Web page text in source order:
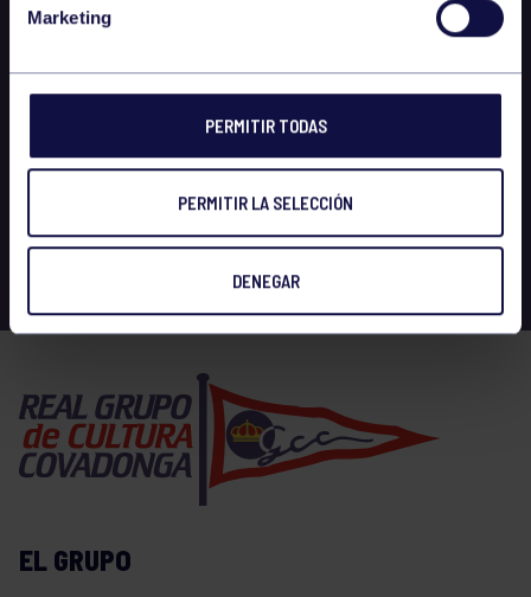
Marketing
PERMITIR TODAS
PERMITIR LA SELECCIÓN
DENEGAR
EL GRUPO